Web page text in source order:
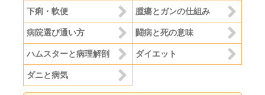
下痢・軟便 腫瘍とガンの仕組み
病院選び通い方 闘病と死の意味
ハムスターと病理解剖 ダイエット
ダニと病気